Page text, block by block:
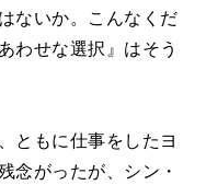
ないか。こんなくだ
わせな選択』はそう
ともに仕事をしたヨ
念がったが、シン・